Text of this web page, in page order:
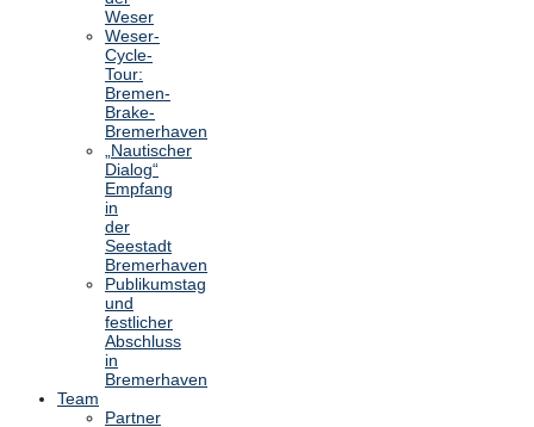
Weser
Weser-
Cycle-
Tour:
Bremen-
Brake-
Bremerhaven
„Nautischer
Dialog“
Empfang
in
der
Seestadt
Bremerhaven
Publikumstag
und
festlicher
Abschluss
in
Bremerhaven
Team
Partner